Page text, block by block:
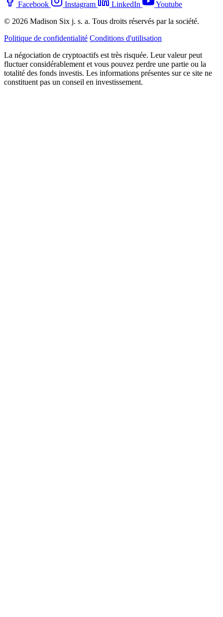
Facebook Instagram LinkedIn
Youtube
© 2026 Madison Six j. s. a. Tous droits réservés par la société.
Politique de confidentialité Conditions d'utilisation
La négociation de cryptoactifs est très risquée. Leur valeur peut
fluctuer considérablement et vous pouvez perdre une partie ou la
totalité des fonds investis. Les informations présentes sur ce site ne
constituent pas un conseil en investissement.